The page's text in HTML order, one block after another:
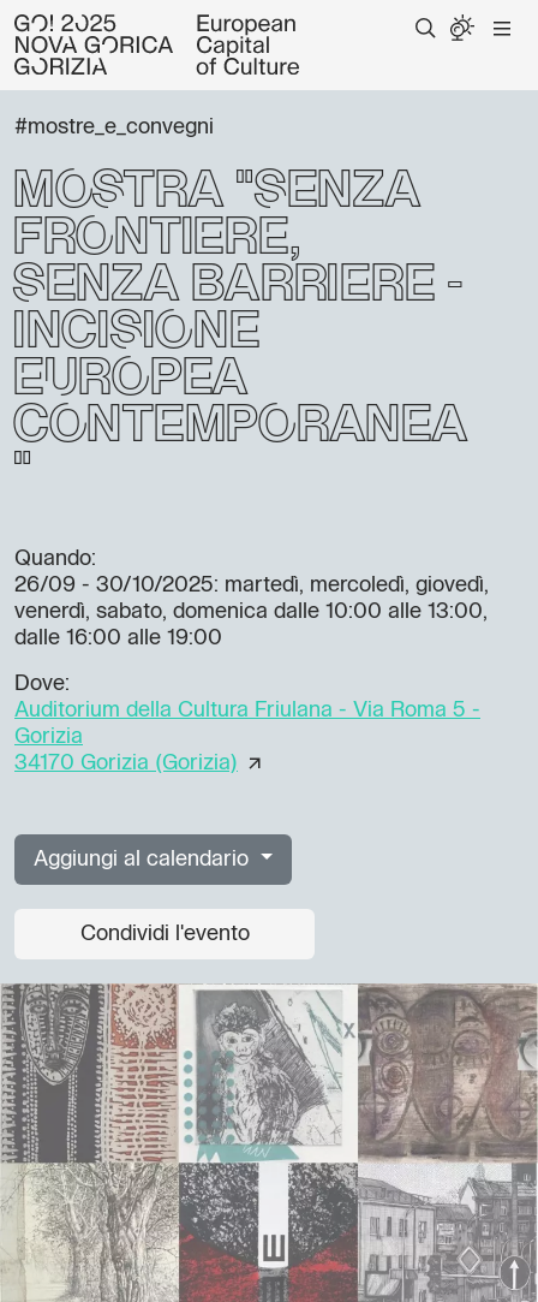
#mostre_e_convegni
Mostra "Senza
frontiere,
senza barriere -
Incisione
Europea
Contemporanea
"
Quando:
26/09 - 30/10/2025: martedì, mercoledì, giovedì,
venerdì, sabato, domenica dalle 10:00 alle 13:00,
dalle 16:00 alle 19:00
Dove:
Auditorium della Cultura Friulana - Via Roma 5 -
Gorizia
34170 Gorizia (Gorizia)
Aggiungi al calendario
Condividi l'evento